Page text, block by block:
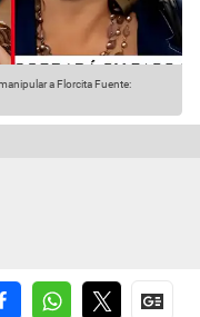
a FlorcitaFuente: